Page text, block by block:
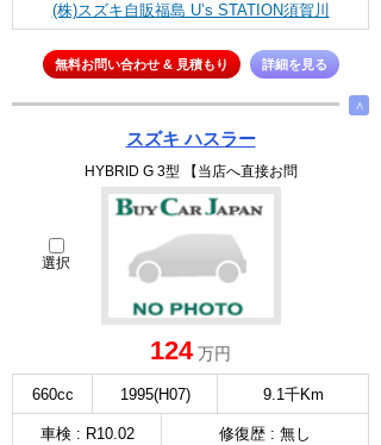
(株)スズキ自販福島 U’s STATION須賀川
無料お問い合わせ & 見積もり 詳細を見る
∧
スズキ ハスラー
HYBRID G 3型 【当店へ直接お問
選択
124万円
660cc 1995(H07) 9.1千Km
車検 : R10.02 修復歴 : 無し